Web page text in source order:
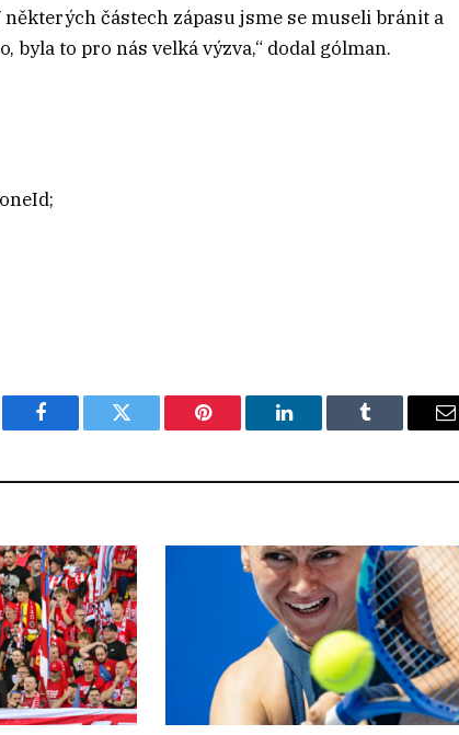
některých částech zápasu jsme se museli bránit a
to pro nás velká výzva,“ dodal gólman.
Facebook Twitter Pinterest LinkedIn Tumblr